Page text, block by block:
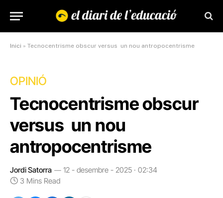
Inici » Tecnocentrisme obscur versus un nou antropocentrisme
OPINIÓ
Tecnocentrisme obscur
versus un nou
antropocentrisme
Jordi Satorra
12 - desembre - 2025 · 02:34
3 Mins Read